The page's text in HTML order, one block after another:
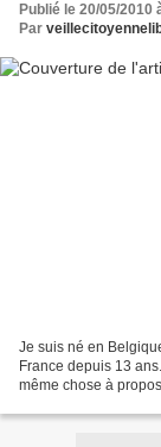
Publié le 20/05/2010
Par
Je suis né en
France depuis 13
même chose à